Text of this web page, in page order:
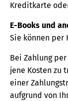
Kreditkarte
E-Books und
Sie können per
Bei Zahlung
jene Kosten zu
einer
aufgrund von